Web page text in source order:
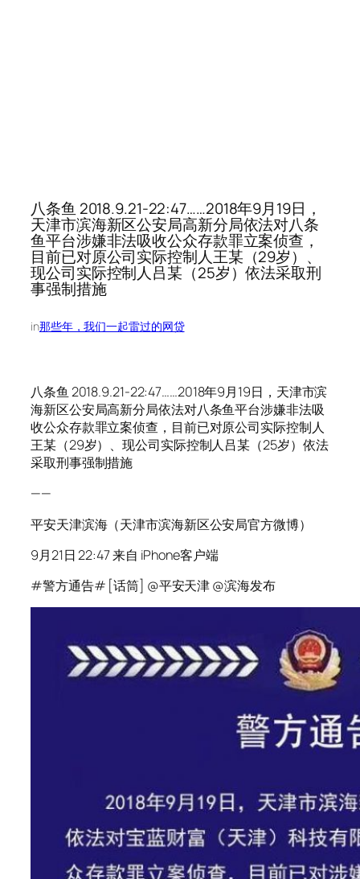
八条鱼 2018.9.21-22:47……2018年9月19日，
天津市滨海新区公安局高新分局依法对八条
鱼平台涉嫌非法吸收公众存款罪立案侦查，
目前已对原公司实际控制人王某（29岁）、
现公司实际控制人吕某（25岁）依法采取刑
事强制措施
in那些年，我们一起雷过的网贷
八条鱼 2018.9.21-22:47……2018年9月19日，天津市滨
海新区公安局高新分局依法对八条鱼平台涉嫌非法吸
收公众存款罪立案侦查，目前已对原公司实际控制人
王某（29岁）、现公司实际控制人吕某（25岁）依法
采取刑事强制措施
——
平安天津滨海（天津市滨海新区公安局官方微博）
9月21日 22:47 来自 iPhone客户端
#警方通告# [话筒] @平安天津 @滨海发布